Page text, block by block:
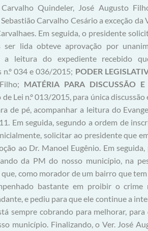
Quindeler, José Augusto
Carvalho Cesário a exceção da
Em seguida, o presidente
ser lida obteve aprovação por
a leitura do expediente recebido
n.º 034 e 036/2015; PODER
MATÉRIA PARA DISCUSSÃO
Lei n.º 013/2015, para única
de pé, acompanhar a leitura do
Em seguida, segundo a ordem de
solicitar ao presidente que
ao Dr. Manoel Eugênio. Em
da PM do nosso município, na
como morador de um bairro que
bastante em proibir o crime
e pediu para que ele continue a
sempre cobrando para melhorar,
município. Finalizando, o Ver. José